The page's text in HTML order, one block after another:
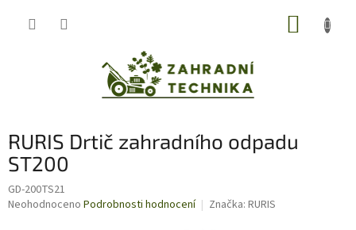
RURIS Drtič zahradního odpadu
ST200
GD-200TS21
Průměrné
Neohodnoceno Podrobnosti hodnocení Značka: RURIS